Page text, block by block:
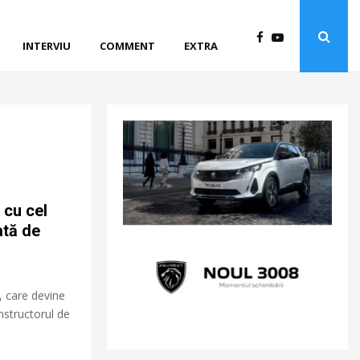
INTERVIU COMMENT EXTRA
cel
de
care devine
de